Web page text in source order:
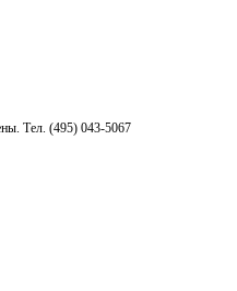
Тел. (495) 043-5067